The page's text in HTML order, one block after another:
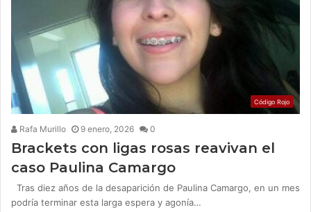
Código Rojo
Rafa Murillo 9 enero, 2026 0
Brackets con ligas rosas reavivan el
caso Paulina Camargo
Tras diez años de la desaparición de Paulina Camargo, en un mes
podría terminar esta larga espera y agonía…